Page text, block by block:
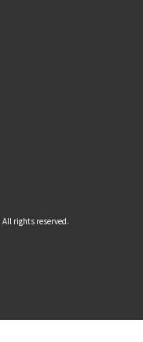
rights reserved.